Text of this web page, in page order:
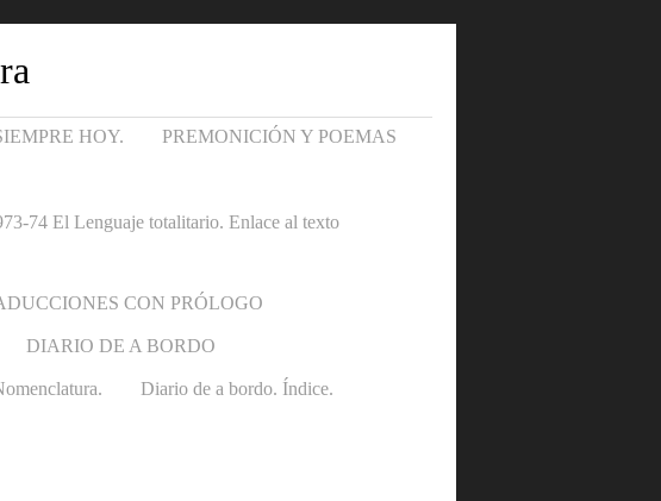
HOY. PREMONICIÓN Y POEMAS
74 El Lenguaje totalitario. Enlace al texto
CON PRÓLOGO
DIARIO DE A BORDO
Diario de a bordo. Índice.